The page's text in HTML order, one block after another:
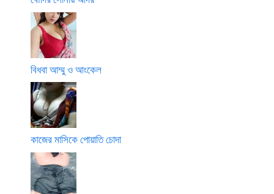
বিধবা আম্মু ও আংকেল
কাজের মাসিকে পোয়াতি চোদা